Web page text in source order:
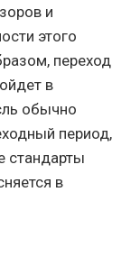
и
этого
переход
в
обычно
период,
стандарты
в